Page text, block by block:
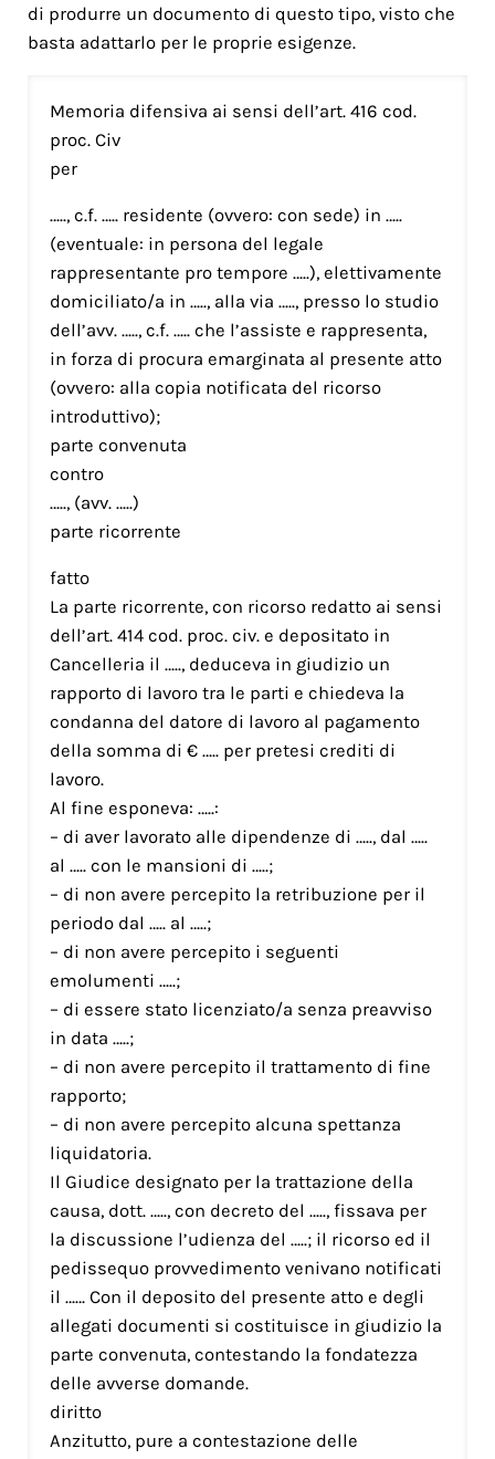
di produrre un documento di questo tipo, visto che
basta adattarlo per le proprie esigenze.
Memoria difensiva ai sensi dell’art. 416 cod.
proc. Civ
per
….., c.f. ….. residente (ovvero: con sede) in …..
(eventuale: in persona del legale
rappresentante pro tempore …..), elettivamente
domiciliato/a in ….., alla via ….., presso lo studio
dell’avv. ….., c.f. ….. che l’assiste e rappresenta,
in forza di procura emarginata al presente atto
(ovvero: alla copia notificata del ricorso
introduttivo);
parte convenuta
contro
….., (avv. …..)
parte ricorrente
fatto
La parte ricorrente, con ricorso redatto ai sensi
dell’art. 414 cod. proc. civ. e depositato in
Cancelleria il ….., deduceva in giudizio un
rapporto di lavoro tra le parti e chiedeva la
condanna del datore di lavoro al pagamento
della somma di € ….. per pretesi crediti di
lavoro.
Al fine esponeva: …..:
– di aver lavorato alle dipendenze di ….., dal …..
al ….. con le mansioni di …..;
– di non avere percepito la retribuzione per il
periodo dal ….. al …..;
– di non avere percepito i seguenti
emolumenti …..;
– di essere stato licenziato/a senza preavviso
in data …..;
– di non avere percepito il trattamento di fine
rapporto;
– di non avere percepito alcuna spettanza
liquidatoria.
Il Giudice designato per la trattazione della
causa, dott. ….., con decreto del ….., fissava per
la discussione l’udienza del …..; il ricorso ed il
pedissequo provvedimento venivano notificati
il …… Con il deposito del presente atto e degli
allegati documenti si costituisce in giudizio la
parte convenuta, contestando la fondatezza
delle avverse domande.
diritto
Anzitutto, pure a contestazione delle